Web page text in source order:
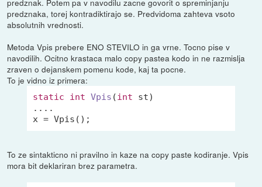
predznak. Potem pa v navodilu zacne govorit o spreminjanju
predznaka, torej kontradiktirajo se. Predvidoma zahteva vsoto
absolutnih vrednosti.
Metoda Vpis prebere ENO STEVILO in ga vrne. Tocno pise v
navodilih. Ocitno krastaca malo copy pastea kodo in ne razmislja
zraven o dejanskem pomenu kode, kaj ta pocne.
To je vidno iz primera:
static int Vpis (int st)
....
x
To ze sintakticno ni pravilno in kaze na copy paste kodiranje. Vpis
mora bit deklariran brez parametra.